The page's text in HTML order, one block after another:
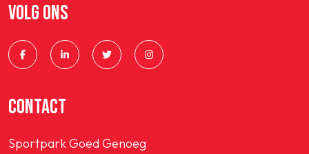
VOLG ONS
CONTACT
Sportpark Goed Genoeg